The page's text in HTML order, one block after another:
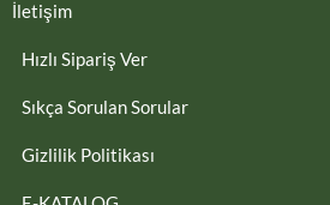
İletişim
Hızlı Sipariş Ver
Sıkça Sorulan Sorular
Gizlilik Politikası